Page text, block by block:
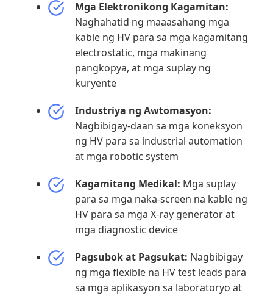
Mga Elektronikong Kagamitan:
Naghahatid ng maaasahang mga
kable ng HV para sa mga kagamitang
electrostatic, mga makinang
pangkopya, at mga suplay ng
kuryente
Industriya ng Awtomasyon:
Nagbibigay-daan sa mga koneksyon
ng HV para sa industrial automation
at mga robotic system
Kagamitang Medikal: Mga suplay
para sa mga naka-screen na kable ng
HV para sa mga X-ray generator at
mga diagnostic device
Pagsubok at Pagsukat: Nagbibigay
ng mga flexible na HV test leads para
sa mga aplikasyon sa laboratoryo at